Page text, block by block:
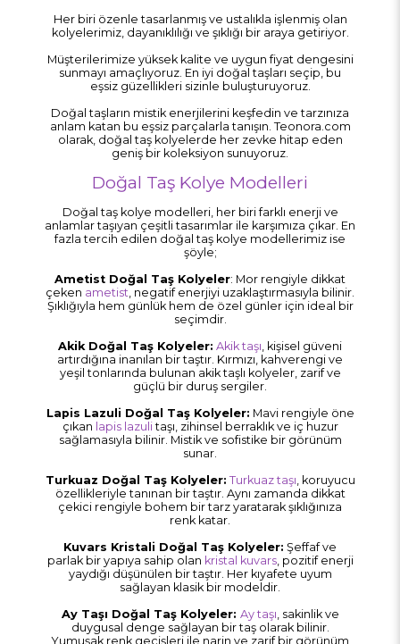
Her biri özenle tasarlanmış ve ustalıkla işlenmiş olan
kolyelerimiz, dayanıklılığı ve şıklığı bir araya getiriyor.
Müşterilerimize yüksek kalite ve uygun fiyat dengesini
sunmayı amaçlıyoruz. En iyi doğal taşları seçip, bu
eşsiz güzellikleri sizinle buluşturuyoruz.
Doğal taşların mistik enerjilerini keşfedin ve tarzınıza
anlam katan bu eşsiz parçalarla tanışın. Teonora.com
olarak, doğal taş kolyelerde her zevke hitap eden
geniş bir koleksiyon sunuyoruz.
Doğal Taş Kolye Modelleri
Doğal taş kolye modelleri, her biri farklı enerji ve
anlamlar taşıyan çeşitli tasarımlar ile karşımıza çıkar. En
fazla tercih edilen doğal taş kolye modellerimiz ise
şöyle;
Ametist Doğal Taş Kolyeler: Mor rengiyle dikkat
çeken ametist, negatif enerjiyi uzaklaştırmasıyla bilinir.
Şıklığıyla hem günlük hem de özel günler için ideal bir
seçimdir.
Akik Doğal Taş Kolyeler: Akik taşı, kişisel güveni
artırdığına inanılan bir taştır. Kırmızı, kahverengi ve
yeşil tonlarında bulunan akik taşlı kolyeler, zarif ve
güçlü bir duruş sergiler.
Lapis Lazuli Doğal Taş Kolyeler: Mavi rengiyle öne
çıkan lapis lazuli taşı, zihinsel berraklık ve iç huzur
sağlamasıyla bilinir. Mistik ve sofistike bir görünüm
sunar.
Turkuaz Doğal Taş Kolyeler: Turkuaz taşı, koruyucu
özellikleriyle tanınan bir taştır. Aynı zamanda dikkat
çekici rengiyle bohem bir tarz yaratarak şıklığınıza
renk katar.
Kuvars Kristali Doğal Taş Kolyeler: Şeffaf ve
parlak bir yapıya sahip olan kristal kuvars, pozitif enerji
yaydığı düşünülen bir taştır. Her kıyafete uyum
sağlayan klasik bir modeldir.
Ay Taşı Doğal Taş Kolyeler: Ay taşı, sakinlik ve
duygusal denge sağlayan bir taş olarak bilinir.
Yumuşak renk geçişleri ile narin ve zarif bir görünüm